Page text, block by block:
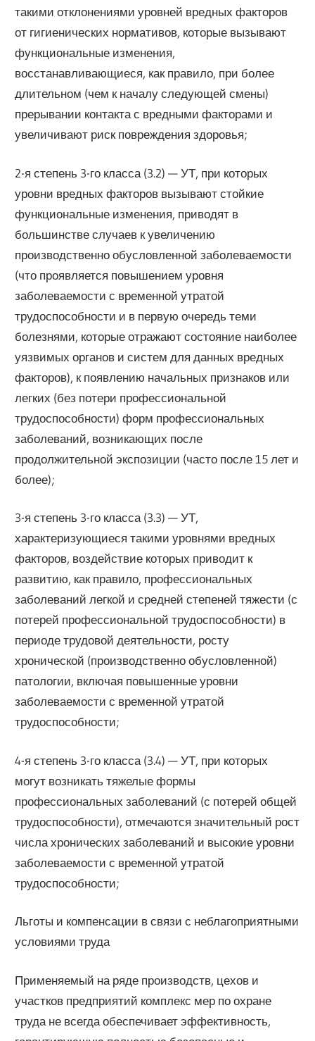
такими отклонениями уровней вредных факторов
от гигиенических нормативов, которые вызывают
функциональные изменения,
восстанавливающиеся, как правило, при более
длительном (чем к началу следующей смены)
прерывании контакта с вредными факторами и
увеличивают риск повреждения здоровья;
2-я степень 3-го класса (3.2) — УТ, при которых
уровни вредных факторов вызывают стойкие
функциональные изменения, приводят в
большинстве случаев к увеличению
производственно обусловленной заболеваемости
(что проявляется повышением уровня
заболеваемости с временной утратой
трудоспособности и в первую очередь теми
болезнями, которые отражают состояние наиболее
уязвимых органов и систем для данных вредных
факторов), к появлению начальных признаков или
легких (без потери профессиональной
трудоспособности) форм профессиональных
заболеваний, возникающих после
продолжительной экспозиции (часто после 15 лет и
более);
3-я степень 3-го класса (3.3) — УТ,
характеризующиеся такими уровнями вредных
факторов, воздействие которых приводит к
развитию, как правило, профессиональных
заболеваний легкой и средней степеней тяжести (с
потерей профессиональной трудоспособности) в
периоде трудовой деятельности, росту
хронической (производственно обусловленной)
патологии, включая повышенные уровни
заболеваемости с временной утратой
трудоспособности;
4-я степень 3-го класса (3.4) — УТ, при которых
могут возникать тяжелые формы
профессиональных заболеваний (с потерей общей
трудоспособности), отмечаются значительный рост
числа хронических заболеваний и высокие уровни
заболеваемости с временной утратой
трудоспособности;
Льготы и компенсации в связи с неблагоприятными
условиями труда
Применяемый на ряде производств, цехов и
участков предприятий комплекс мер по охране
труда не всегда обеспечивает эффективность,